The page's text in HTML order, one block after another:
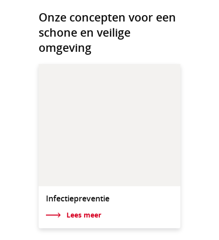
Onze concepten voor een
schone en veilige
omgeving
Infectiepreventie
Lees meer